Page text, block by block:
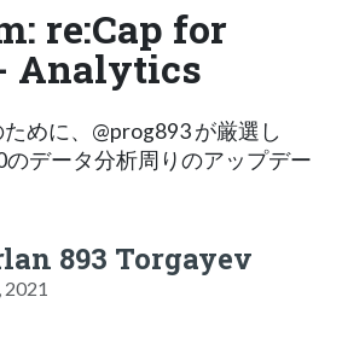
re:Cap for
Analytics
めに、@prog893 が厳選し
データ分析周りのアップデー
893 Torgayev
2021